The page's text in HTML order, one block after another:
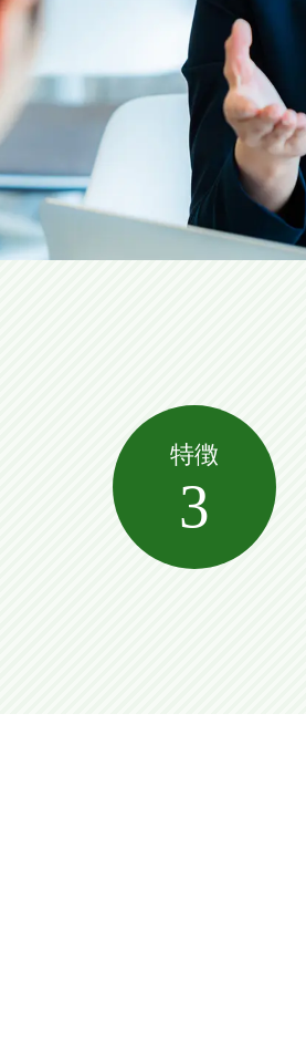
特徴
3